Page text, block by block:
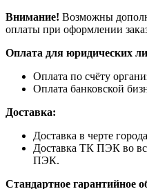
Внимание! Возможны
оплаты при оформлении
Оплата для юридических
Оплата по счёту
Оплата банковской
Доставка:
Доставка в черте
Доставка ТК ПЭК во
ПЭК.
Стандартное гарантийное